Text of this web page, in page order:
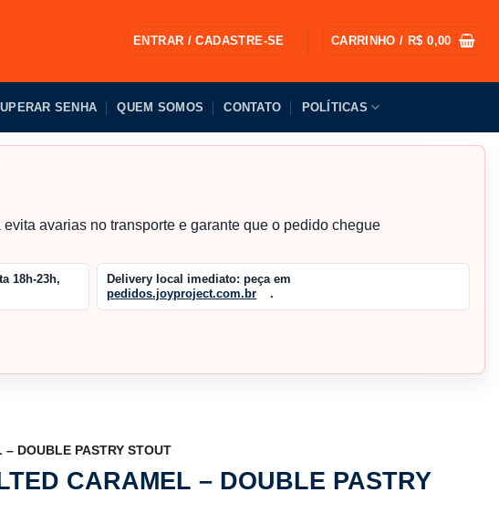
ENTRAR / CADASTRE-SE CARRINHO / R$ 0,00
SENHA QUEM SOMOS CONTATO POLÍTICAS
evita avarias no transporte e garante que o pedido chegue
18h-23h,
Delivery local imediato: peça em
pedidos.joyproject.com.br
.
DOUBLE PASTRY STOUT
CARAMEL – DOUBLE PASTRY